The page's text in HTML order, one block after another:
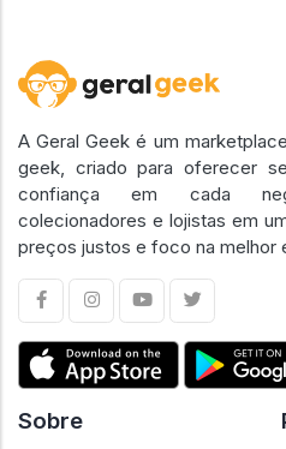
A Geral Geek é um
geek, criado para oferecer
confiança em cada
colecionadores e lojistas em
preços justos e foco na melhor
Sobre